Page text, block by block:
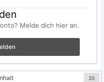
Melde dich hier an.
20